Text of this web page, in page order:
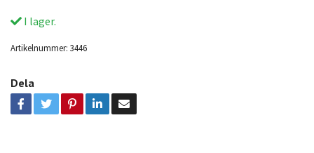
I lager.
Artikelnummer: 3446
Dela